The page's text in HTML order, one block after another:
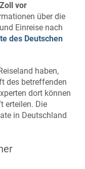
vor
über die
Einreise nach
des Deutschen
haben,
des betreffenden
dort können
erteilen. Die
in Deutschland